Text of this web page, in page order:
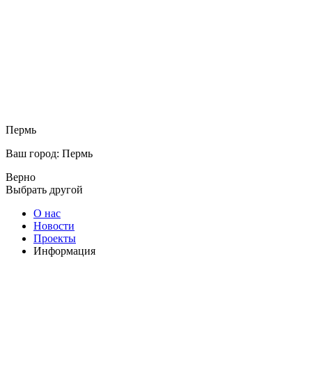
Пермь
Ваш город: Пермь
Верно
Выбрать другой
О нас
Новости
Проекты
Информация